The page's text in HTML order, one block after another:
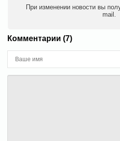
При изменении новости вы
mail.
Комментарии (7)